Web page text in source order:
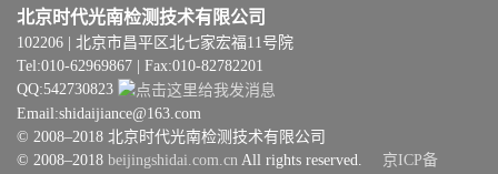
北京时代光南检测技术有限公司
102206 | 北京市昌平区北七家宏福11号院
Tel:010-62969867 | Fax:010-82782201
QQ:542730823
Email:shidaijiance@163.com
© 2008–2018 北京时代光南检测技术有限公司
© 2008–2018 beijingshidai.com.cn All rights reserved. 京ICP备